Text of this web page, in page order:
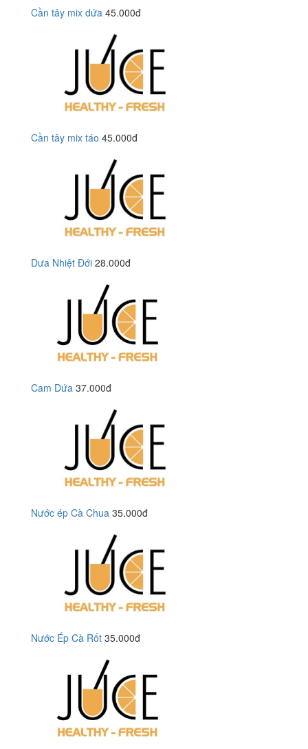
Cần tây mix dứa 45.000đ
Cần tây mix táo 45.000đ
Dưa Nhiệt Đới 28.000đ
Cam Dứa 37.000đ
Nước ép Cà Chua 35.000đ
Nước Ép Cà Rốt 35.000đ